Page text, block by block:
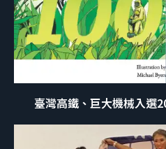
臺灣高鐵、巨大機械入選